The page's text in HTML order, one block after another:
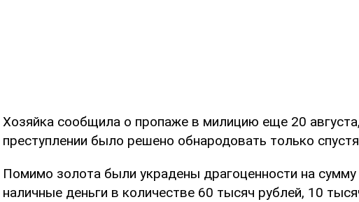
Хозяйка сообщила о пропаже в милицию еще 20
преступлении было решено обнародовать только
Помимо золота были украдены драгоценности на
наличные деньги в количестве 60 тысяч рублей, 10